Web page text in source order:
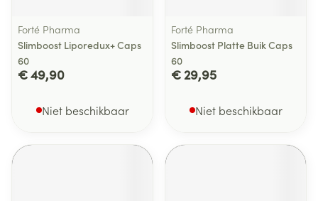
Forté Pharma
Slimboost Liporedux+ Caps
60
€ 49,90
Niet beschikbaar
Forté Pharma
Slimboost Platte Buik Caps
60
€ 29,95
Niet beschikbaar